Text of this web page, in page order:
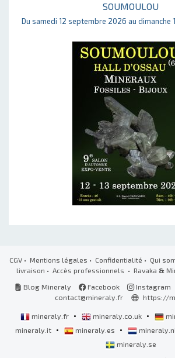
SOUMOULOU
Du samedi 12 septembre 2026 au dimanche
CGV • Mentions légales • Confidentialité • Qui
livraison • Accès professionnels • Ravaka &
Blog Mineraly
Facebook Instagram
contact@mineraly.fr
https://
mineraly.fr • mineraly.co.uk •
mineraly.it • mineraly.es • mineraly.nl
mineraly.se